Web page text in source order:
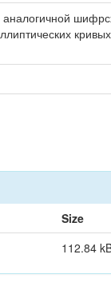
аналогичной
Size
112.84